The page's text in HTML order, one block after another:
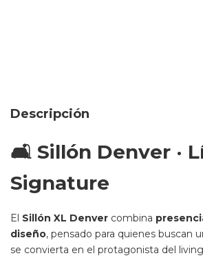
Descripción
🛋️ Sillón Denver ·
Signature
El Sillón XL Denver combina
diseño, pensado para quienes buscan
se convierta en el protagonista del